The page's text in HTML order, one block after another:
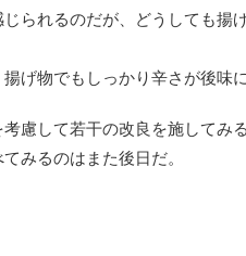
られるのだが、どうしても揚
げ物でもしっかり辛さが後味
慮して若干の改良を施してみ
みるのはまた後日だ。